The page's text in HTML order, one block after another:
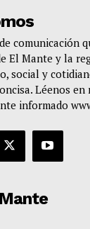
comunicación
El Mante y la
social y
Léenos
informado